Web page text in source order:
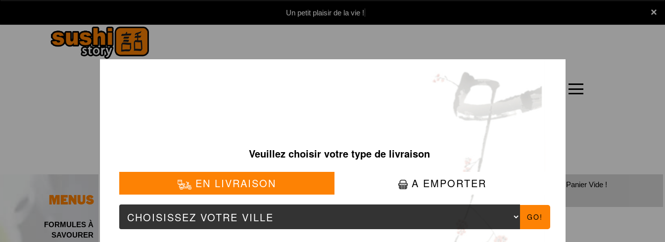
×
Un petit plaisir de la vie !
Panier Carte
x
MENUS
FORMULES À
SAVOURER
FORMULES STARS Panier Vide !